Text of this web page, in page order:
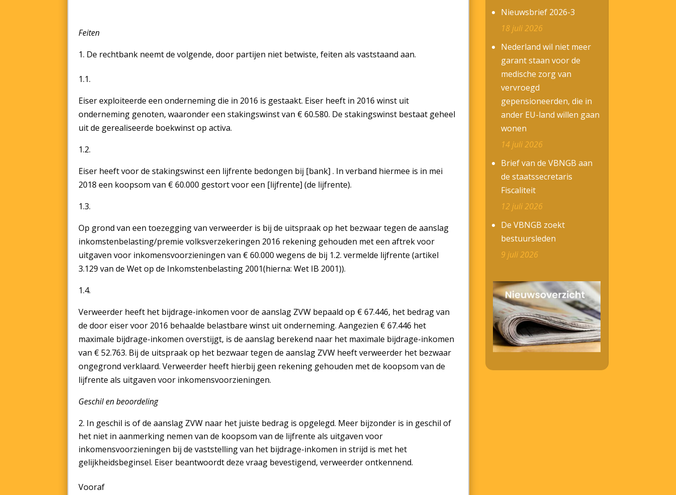
Feiten
De rechtbank neemt de volgende, door partijen niet betwiste, feiten als vaststaand aan.
1.1.
Eiser exploiteerde een onderneming die in 2016 is gestaakt. Eiser heeft in 2016 winst uit
onderneming genoten, waaronder een stakingswinst van € 60.580. De stakingswinst bestaat geheel
uit de gerealiseerde boekwinst op activa.
1.2.
Eiser heeft voor de stakingswinst een lijfrente bedongen bij [bank] . In verband hiermee is in mei
2018 een koopsom van € 60.000 gestort voor een [lijfrente] (de lijfrente).
1.3.
Op grond van een toezegging van verweerder is bij de uitspraak op het bezwaar tegen de aanslag
inkomstenbelasting/premie volksverzekeringen 2016 rekening gehouden met een aftrek voor
uitgaven voor inkomensvoorzieningen van € 60.000 wegens de bij 1.2. vermelde lijfrente (artikel
3.129 van de Wet op de Inkomstenbelasting 2001(hierna: Wet IB 2001)).
1.4.
Verweerder heeft het bijdrage-inkomen voor de aanslag ZVW bepaald op € 67.446, het bedrag van
de door eiser voor 2016 behaalde belastbare winst uit onderneming. Aangezien € 67.446 het
maximale bijdrage-inkomen overstijgt, is de aanslag berekend naar het maximale bijdrage-inkomen
van € 52.763. Bij de uitspraak op het bezwaar tegen de aanslag ZVW heeft verweerder het bezwaar
ongegrond verklaard. Verweerder heeft hierbij geen rekening gehouden met de koopsom van de
lijfrente als uitgaven voor inkomensvoorzieningen.
Geschil en beoordeling
In geschil is of de aanslag ZVW naar het juiste bedrag is opgelegd. Meer bijzonder is in geschil of
het niet in aanmerking nemen van de koopsom van de lijfrente als uitgaven voor
inkomensvoorzieningen bij de vaststelling van het bijdrage-inkomen in strijd is met het
gelijkheidsbeginsel. Eiser beantwoordt deze vraag bevestigend, verweerder ontkennend.
Vooraf
Nieuwsbrief 2026-3
18 juli 2026
Nederland wil niet meer
garant staan voor de
medische zorg van
vervroegd
gepensioneerden, die in
ander EU-land willen gaan
wonen
14 juli 2026
Brief van de VBNGB aan
de staatssecretaris
Fiscaliteit
12 juli 2026
De VBNGB zoekt
bestuursleden
9 juli 2026